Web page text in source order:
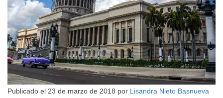
Publicado el 23 de marzo de 2018 por Lisandra Nieto Basnueva